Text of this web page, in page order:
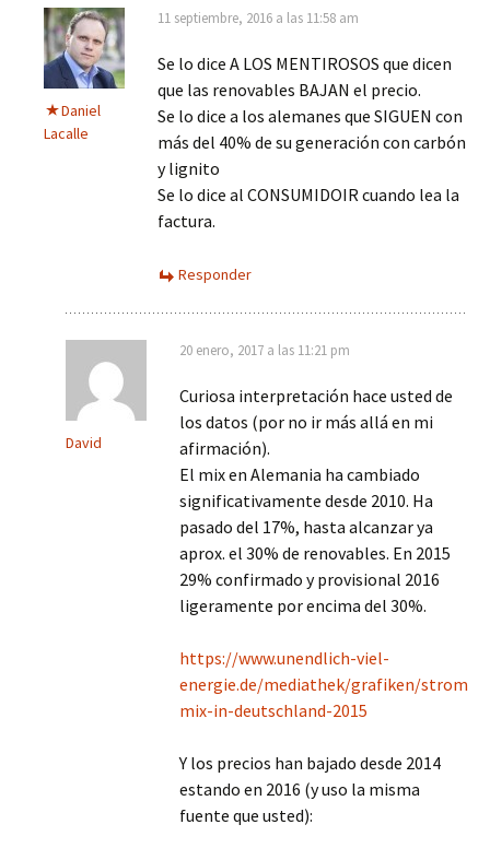
Daniel
Lacalle
11 septiembre, 2016 a las 11:58 am
Se lo dice A LOS MENTIROSOS que dicen
que las renovables BAJAN el precio.
Se lo dice a los alemanes que SIGUEN con
más del 40% de su generación con carbón
y lignito
Se lo dice al CONSUMIDOIR cuando lea la
factura.
Responder
David
20 enero, 2017 a las 11:21 pm
Curiosa interpretación hace usted de
los datos (por no ir más allá en mi
afirmación).
El mix en Alemania ha cambiado
significativamente desde 2010. Ha
pasado del 17%, hasta alcanzar ya
aprox. el 30% de renovables. En 2015
29% confirmado y provisional 2016
ligeramente por encima del 30%.
https://www.unendlich-viel-
energie.de/mediathek/grafiken/strom
mix-in-deutschland-2015
Y los precios han bajado desde 2014
estando en 2016 (y uso la misma
fuente que usted):